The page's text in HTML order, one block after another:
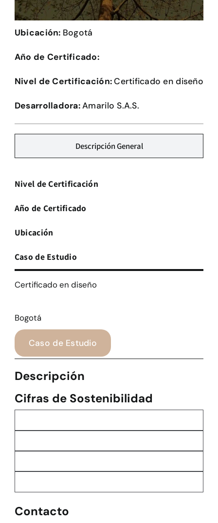
Herramientas
Credenciales
Plataforma CASA
Ubicación: Bogotá
Año de Certificado:
Nivel de Certificación:Certificado en diseño
Desarrolladora:Amarilo S.A.S.
Descripción General
Nivel de Certificación
Año de Certificado
Ubicación
Caso de Estudio
Certificado en diseño
Bogotá
Caso de Estudio
Descripción
Cifras de Sostenibilidad
Contacto